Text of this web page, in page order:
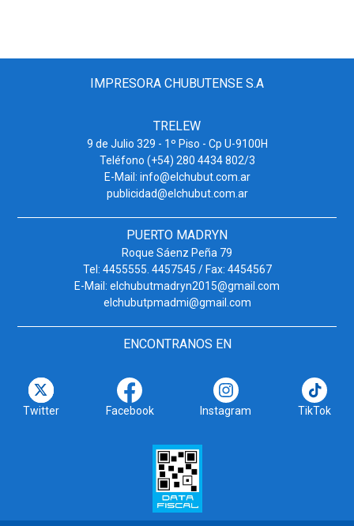
IMPRESORA CHUBUTENSE S.A
TRELEW
9 de Julio 329 - 1º Piso - Cp U-9100H
Teléfono (+54) 280 4434 802/3
E-Mail: info@elchubut.com.ar
publicidad@elchubut.com.ar
PUERTO MADRYN
Roque Sáenz Peña 79
Tel: 4455555. 4457545 / Fax: 4454567
E-Mail: elchubutmadryn2015@gmail.com
elchubutpmadmi@gmail.com
ENCONTRANOS EN
Twitter Facebook Instagram TikTok